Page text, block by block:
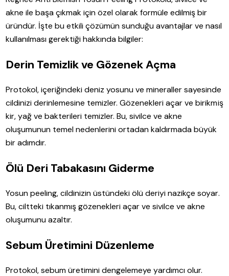
akne ile başa çıkmak için özel olarak formüle edilmiş bir
üründür. İşte bu etkili çözümün sunduğu avantajlar ve nasıl
kullanılması gerektiği hakkında bilgiler:
Derin Temizlik ve Gözenek Açma
Protokol, içeriğindeki deniz yosunu ve mineraller sayesinde
cildinizi derinlemesine temizler. Gözenekleri açar ve birikmiş
kir, yağ ve bakterileri temizler. Bu, sivilce ve akne
oluşumunun temel nedenlerini ortadan kaldırmada büyük
bir adımdır.
Ölü Deri Tabakasını Giderme
Yosun peeling, cildinizin üstündeki ölü deriyi nazikçe soyar.
Bu, ciltteki tıkanmış gözenekleri açar ve sivilce ve akne
oluşumunu azaltır.
Sebum Üretimini Düzenleme
Protokol, sebum üretimini dengelemeye yardımcı olur.